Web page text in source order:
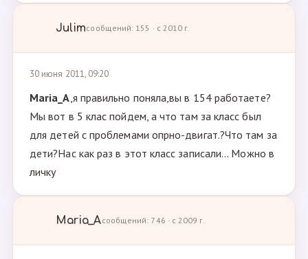
Julimсообщений: 155 · с 2010 г.
30 июня 2011, 09:20
Maria_A,я правильно поняла,вы в 154 работаете?
Мы вот в 5 клас пойдем, а что там за класс был
для детей с проблемами опрно-двигат.?Что там за
дети?Нас как раз в этот класс записали... Можно в
личку
Maria_Aсообщений: 746 · с 2009 г.